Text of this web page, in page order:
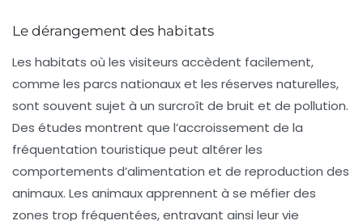
Le dérangement des habitats
Les habitats où les visiteurs accèdent facilement,
comme les parcs nationaux et les réserves naturelles,
sont souvent sujet à un surcroît de bruit et de pollution.
Des études montrent que l’accroissement de la
fréquentation touristique peut altérer les
comportements d’alimentation et de reproduction des
animaux. Les animaux apprennent à se méfier des
zones trop fréquentées, entravant ainsi leur vie